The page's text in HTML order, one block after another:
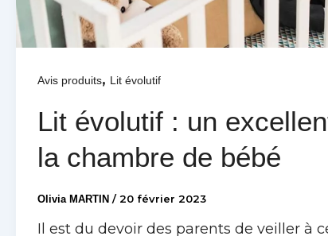
Avis produits, Lit évolutif
Lit évolutif : un
la chambre de bébé
Olivia MARTIN /20 février 2023
Il est du devoir des parents de veiller à